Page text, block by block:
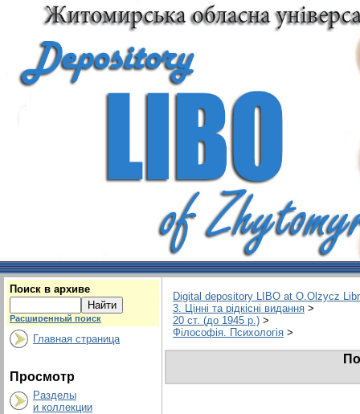
Поиск в архиве
Расширенный поиск
Главная страница
Просмотр
Разделы
и коллекции
Digital depository LIBO at O.Olzycz
3. Цінні та рідкісні видання >
20 ст. (до 1945 р.) >
Філософія. Психологія >